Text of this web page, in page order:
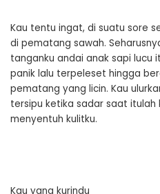
Kau tentu ingat, di suatu sore
di pematang sawah.
tanganku andai anak sapi lucu
panik lalu terpeleset hingga
pematang yang licin. Kau
tersipu ketika sadar saat itulah
menyentuh kulitku.
Kau yang kurindu